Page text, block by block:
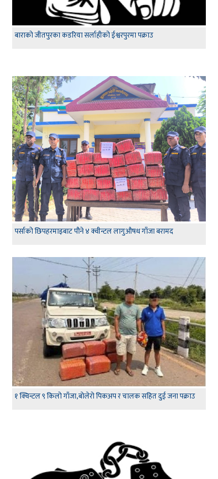
बाराको जीतपुरका कडरिया सर्लाहीको ईश्वरपुरमा पक्राउ
पर्साको छिपहरमाइबाट पौने ४ क्वीन्टल लागुऔषध गाँजा बरामद
१ क्विन्टल ९ किलो गाँजा,बोलेरो पिकअप र चालक सहित दुई जना पक्राउ